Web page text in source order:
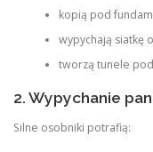
kopią pod
wypychają siatkę
tworzą tunele
2. Wypychanie
Silne osobniki potrafią: